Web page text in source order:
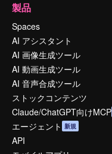
製品
Spaces
AI アシスタント
AI 画像生成ツール
AI 動画生成ツール
AI 音声合成ツール
ストックコンテンツ
Claude/ChatGPT向けMCP
エージェント 新規
API